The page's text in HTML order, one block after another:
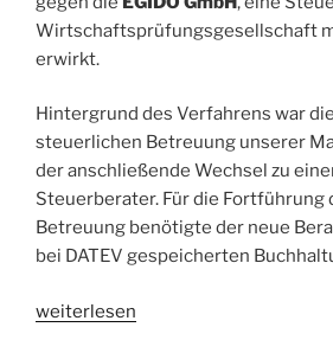
Wirtschaftsprüfungsgesellschaft
erwirkt.
Hintergrund des Verfahrens war
steuerlichen Betreuung unserer
der anschließende Wechsel zu
Steuerberater. Für die Fortführung
Betreuung benötigte der neue
bei DATEV gespeicherten
„Einstweilige
weiterlesen